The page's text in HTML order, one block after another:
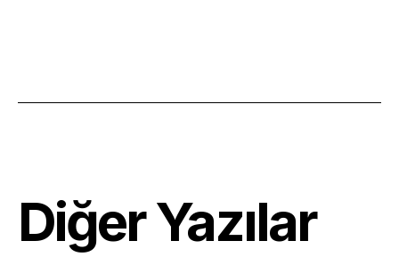
Diğer Yazılar